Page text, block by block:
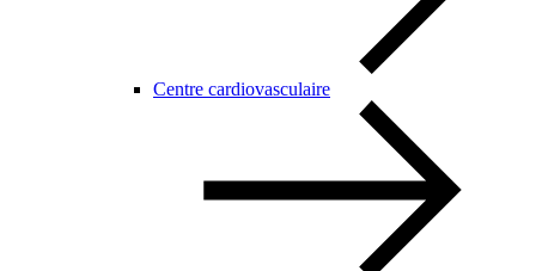
Centre cardiovasculaire